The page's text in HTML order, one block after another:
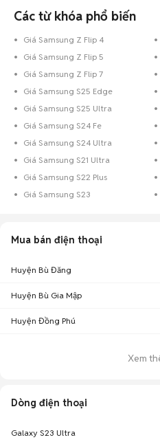
Các từ khóa phổ biến
Giá Samsung Z Flip 4
Giá Samsung Z Flip 5
Giá Samsung Z Flip 7
Giá Samsung S25 Edge
Giá Samsung S25 Ultra
Giá Samsung S24 Fe
Giá Samsung S24 Ultra
Giá Samsung S21 Ultra
Giá Samsung S22 Plus
Giá Samsung S23
Mua bán điện thoại
Huyện Bù Đăng
Huyện Bù Gia Mập
Huyện Đồng Phú
Xem
Dòng điện thoại
Galaxy S23 Ultra